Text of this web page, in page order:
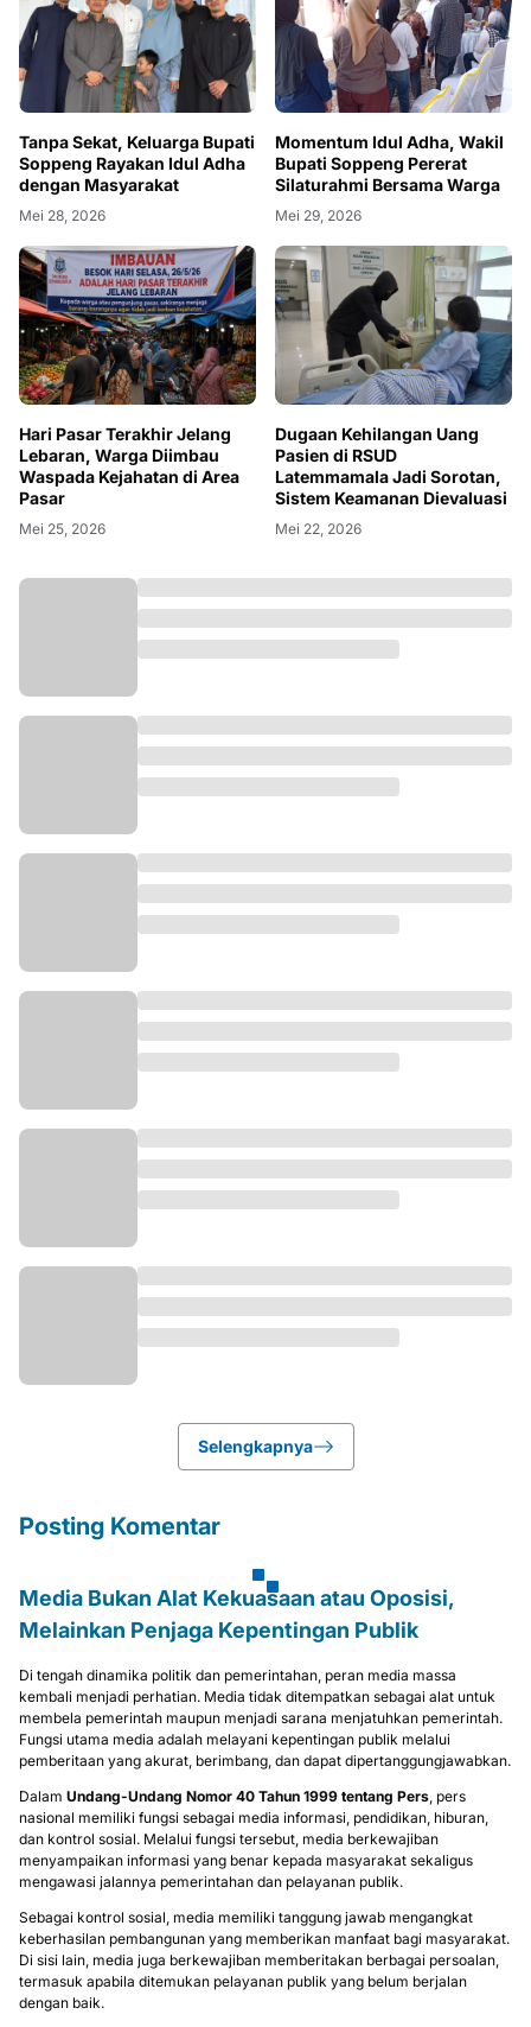
Tanpa Sekat, Keluarga Bupati
Soppeng Rayakan Idul Adha
dengan Masyarakat
Mei 28, 2026
Momentum Idul Adha, Wakil
Bupati Soppeng Pererat
Silaturahmi Bersama Warga
Mei 29, 2026
Hari Pasar Terakhir Jelang
Lebaran, Warga Diimbau
Waspada Kejahatan di Area
Pasar
Mei 25, 2026
Dugaan Kehilangan Uang
Pasien di RSUD
Latemmamala Jadi Sorotan,
Sistem Keamanan Dievaluasi
Mei 22, 2026
Selengkapnya
Posting Komentar
Media Bukan Alat Kekuasaan atau Oposisi,
Melainkan Penjaga Kepentingan Publik
Di tengah dinamika politik dan pemerintahan, peran media massa
kembali menjadi perhatian. Media tidak ditempatkan sebagai alat untuk
membela pemerintah maupun menjadi sarana menjatuhkan pemerintah.
Fungsi utama media adalah melayani kepentingan publik melalui
pemberitaan yang akurat, berimbang, dan dapat dipertanggungjawabkan.
Dalam Undang-Undang Nomor 40 Tahun 1999 tentang Pers , pers
nasional memiliki fungsi sebagai media informasi, pendidikan, hiburan,
dan kontrol sosial. Melalui fungsi tersebut, media berkewajiban
menyampaikan informasi yang benar kepada masyarakat sekaligus
mengawasi jalannya pemerintahan dan pelayanan publik.
Sebagai kontrol sosial, media memiliki tanggung jawab mengangkat
keberhasilan pembangunan yang memberikan manfaat bagi masyarakat.
Di sisi lain, media juga berkewajiban memberitakan berbagai persoalan,
termasuk apabila ditemukan pelayanan publik yang belum berjalan
dengan baik.